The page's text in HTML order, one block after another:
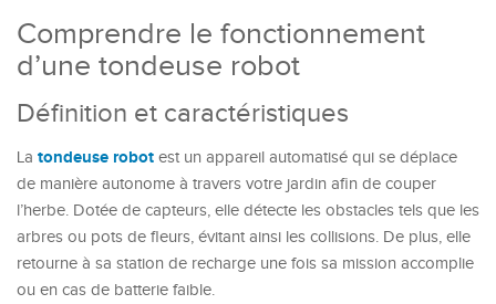
Comprendre le fonctionnement
d’une tondeuse robot
Définition et caractéristiques
La tondeuse robot est un appareil automatisé qui se déplace
de manière autonome à travers votre jardin afin de couper
l’herbe. Dotée de capteurs, elle détecte les obstacles tels que les
arbres ou pots de fleurs, évitant ainsi les collisions. De plus, elle
retourne à sa station de recharge une fois sa mission accomplie
ou en cas de batterie faible.